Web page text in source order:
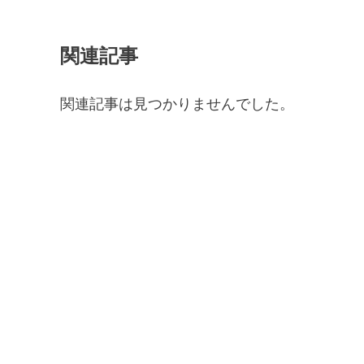
関連記事
関連記事は見つかりませんでした。